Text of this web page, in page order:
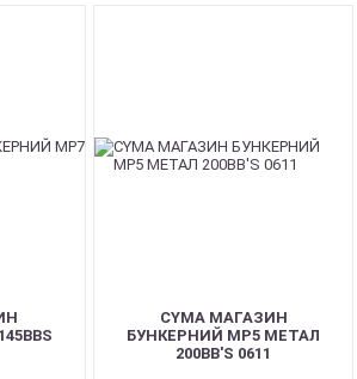
CYMA МАГАЗИН
БУНКЕРНИЙ MP5 МЕТАЛ
200BB'S 0611